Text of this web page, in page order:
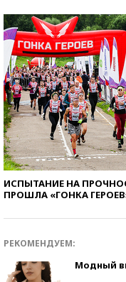
ИСПЫТАНИЕ НА
ПРОШЛА «ГОНКА
РЕКОМЕНДУЕМ:
Модный